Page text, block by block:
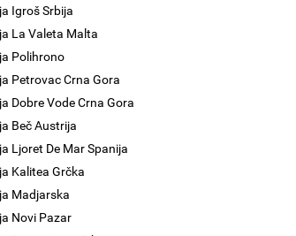
Igroš Srbija
La Valeta Malta
Polihrono
Petrovac Crna Gora
Dobre Vode Crna Gora
Beč Austrija
Ljoret De Mar Spanija
Kalitea Grčka
Madjarska
Novi Pazar